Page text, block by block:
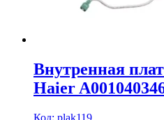
Внутренная
Haier
Код: plak119